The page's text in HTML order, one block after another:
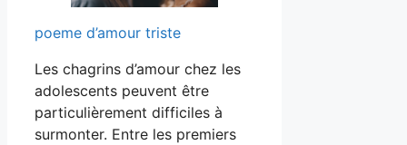
poeme d’amour triste
Les chagrins d’amour chez les
adolescents peuvent être
particulièrement difficiles à
surmonter. Entre les premiers